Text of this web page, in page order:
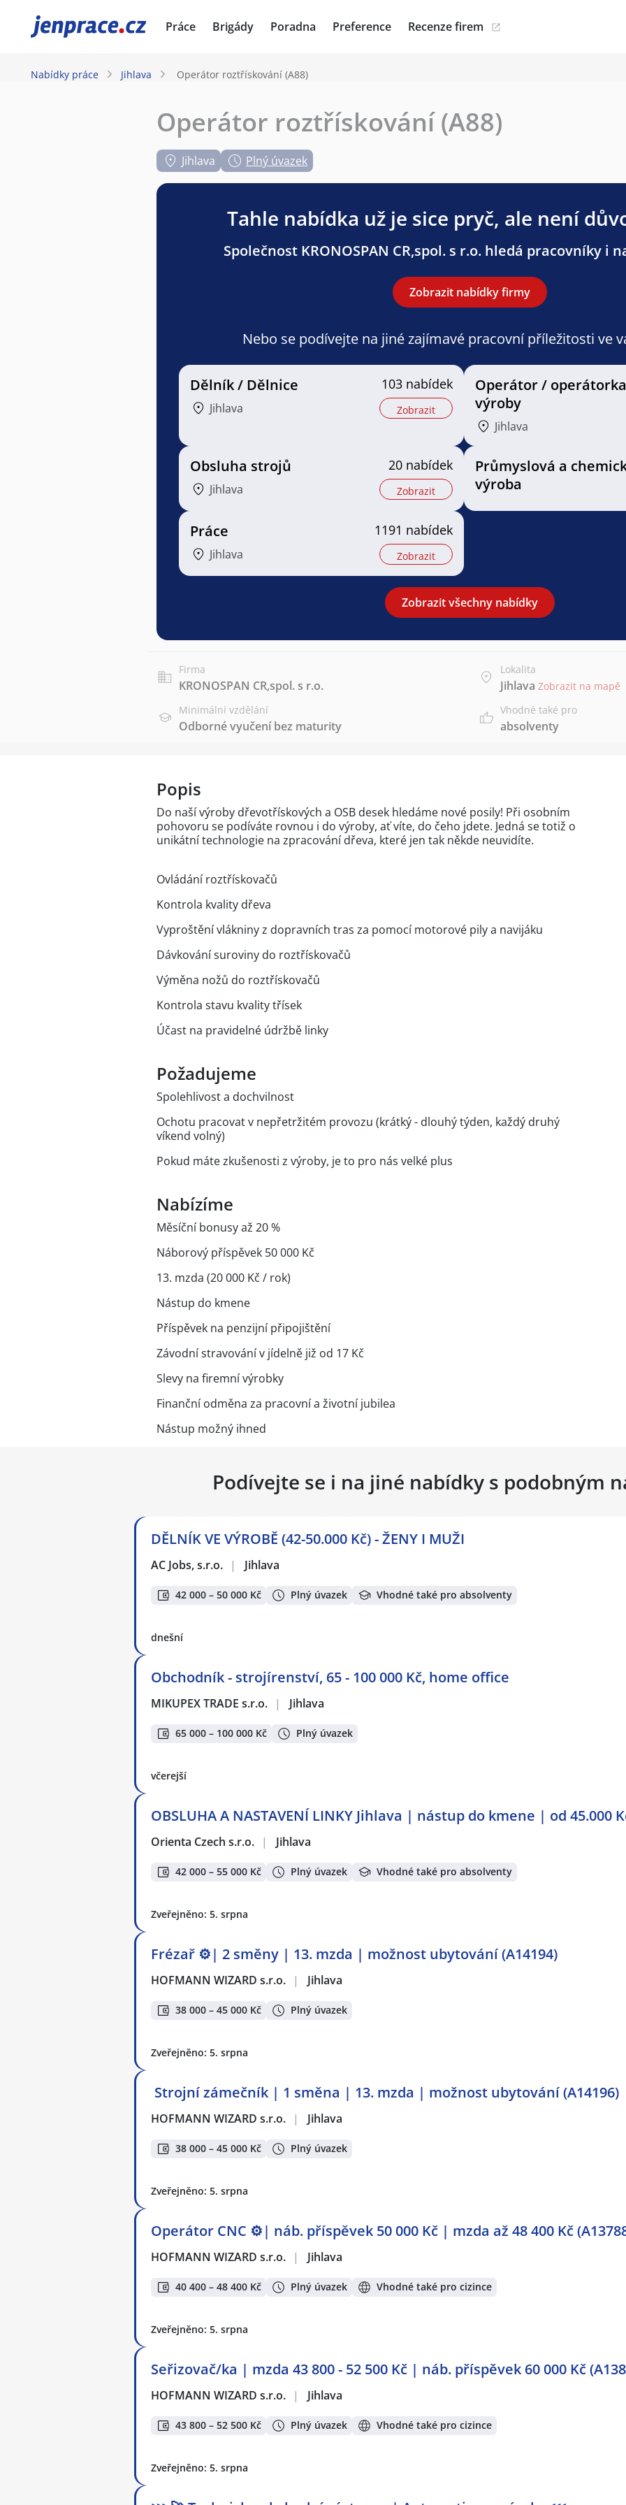
JenPráce.cz Práce Brigády Poradna Preference Recenze firem
Nabídky práce Jihlava Operátor roztřískování (A88)
Operátor roztřískování (A88)
Jihlava Plný úvazek
Tahle nabídka už je sice pryč, ale není
Společnost KRONOSPAN CR,spol. s r.o. hledá pracovníky i
Zobrazit nabídky firmy
Nebo se podívejte na jiné zajímavé pracovní příležitosti ve
Dělník / Dělnice
Jihlava
103 nabídek
Zobrazit
Operátor / operátorka
výroby
Jihlava
Obsluha strojů
Jihlava
20 nabídek
Zobrazit
Průmyslová a
výroba
Práce
Jihlava
1191 nabídek
Zobrazit
Zobrazit všechny nabídky
Firma
KRONOSPAN CR,spol. s r.o.
Lokalita
Jihlava Zobrazit na mapě
Minimální vzdělání
Odborné vyučení bez maturity
Vhodné také pro
absolventy
Popis
Do naší výroby dřevotřískových a OSB desek hledáme nové posily! Při osobním
pohovoru se podíváte rovnou i do výroby, ať víte, do čeho jdete. Jedná se totiž o
unikátní technologie na zpracování dřeva, které jen tak někde neuvidíte.
Ovládání roztřískovačů
Kontrola kvality dřeva
Vyproštění vlákniny z dopravních tras za pomocí motorové pily a navijáku
Dávkování suroviny do roztřískovačů
Výměna nožů do roztřískovačů
Kontrola stavu kvality třísek
Účast na pravidelné údržbě linky
Požadujeme
Spolehlivost a dochvilnost
Ochotu pracovat v nepřetržitém provozu (krátký - dlouhý týden, každý druhý
víkend volný)
Pokud máte zkušenosti z výroby, je to pro nás velké plus
Nabízíme
Měsíční bonusy až 20 %
Náborový příspěvek 50 000 Kč
13. mzda (20 000 Kč / rok)
Nástup do kmene
Příspěvek na penzijní připojištění
Závodní stravování v jídelně již od 17 Kč
Slevy na firemní výrobky
Finanční odměna za pracovní a životní jubilea
Nástup možný ihned
Podívejte se i na jiné nabídky s podobným
DĚLNÍK VE VÝROBĚ (42-50.000 Kč) - ŽENY I MUŽI
AC Jobs, s.r.o. | Jihlava
42 000 – 50 000 Kč Plný úvazek Vhodné také pro absolventy
dnešní
Obchodník - strojírenství, 65 - 100 000 Kč, home office
MIKUPEX TRADE s.r.o. | Jihlava
65 000 – 100 000 Kč Plný úvazek
včerejší
OBSLUHA A NASTAVENÍ LINKY Jihlava | nástup do kmene | od 45.000
Orienta Czech s.r.o. | Jihlava
42 000 – 55 000 Kč Plný úvazek Vhodné také pro absolventy
Zveřejněno: 5. srpna
Frézař ⚙️| 2 směny | 13. mzda | možnost ubytování (A14194)
HOFMANN WIZARD s.r.o. | Jihlava
38 000 – 45 000 Kč Plný úvazek
Zveřejněno: 5. srpna
️ Strojní zámečník | 1 směna | 13. mzda | možnost ubytování (A14196)
HOFMANN WIZARD s.r.o. | Jihlava
38 000 – 45 000 Kč Plný úvazek
Zveřejněno: 5. srpna
Operátor CNC ⚙️| náb. příspěvek 50 000 Kč | mzda až 48 400 Kč
HOFMANN WIZARD s.r.o. | Jihlava
40 400 – 48 400 Kč Plný úvazek Vhodné také pro cizince
Zveřejněno: 5. srpna
Seřizovač/ka | mzda 43 800 - 52 500 Kč | náb. příspěvek 60 000 Kč
HOFMANN WIZARD s.r.o. | Jihlava
43 800 – 52 500 Kč Plný úvazek Vhodné také pro cizince
Zveřejněno: 5. srpna